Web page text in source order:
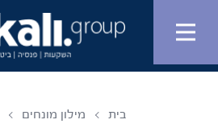
בית מילון מונחים